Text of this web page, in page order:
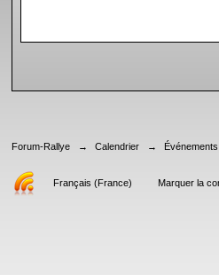
Forum-Rallye → Calendrier →
Français (France) Marquer la